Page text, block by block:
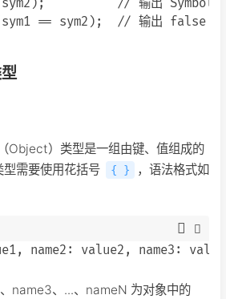
// 输出
Object）类型是一组由键、值组成的
需要使用花括号
{ }
，语法格式如
name3、...、nameN 为对象中的